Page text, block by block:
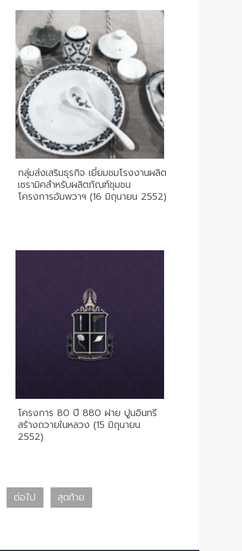
กลุ่มส่งเสริมธุรกิจ เยี่ยมชมโรงงานผลิต
เซรามิคสำหรับผลิตภัณฑ์ชุมชน
โครงการอัมพวาฯ (16 มิถุนายน 2552)
โครงการ 80 ปี 880 ฝาย ปูนอินทรี
สร้างถวายในหลวง (15 มิถุนายน
2552)
ต่อไป สุดท้าย